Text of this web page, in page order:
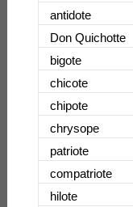
antidote
Don Quichotte
bigote
chicote
chipote
chrysope
patriote
compatriote
hilote